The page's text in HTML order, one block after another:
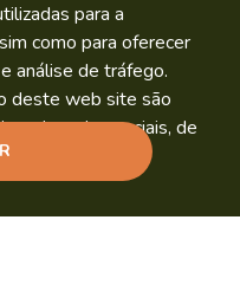
ByBild.pt
para a
como para oferecer
análise de tráfego.
deste web site são
de redes sociais, de